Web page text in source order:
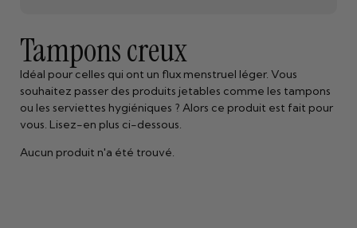
Tampons creux
Idéal pour celles qui ont un flux menstruel léger. Vous
souhaitez passer des produits jetables comme les tampons
ou les serviettes hygiéniques ? Alors ce produit est fait pour
vous. Lisez-en plus ci-dessous.
Aucun produit n'a été trouvé.